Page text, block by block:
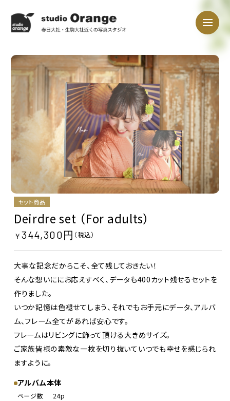
セット商品
Deirdre set （For adults）
￥344,300円 （税込）
大事な記念だからこそ、全て残しておきたい！
そんな想いににお応えすべく、データも400カット残せるセットを
作りました。
いつか記憶は色褪せてしまう、それでもお手元にデータ、アルバ
ム、フレーム全てがあれば安心です。
フレームはリビングに飾って頂ける大きめサイズ。
ご家族皆様の素敵な一枚を切り抜いていつでも幸せを感じられ
ますように。
アルバム本体
ページ数
24p